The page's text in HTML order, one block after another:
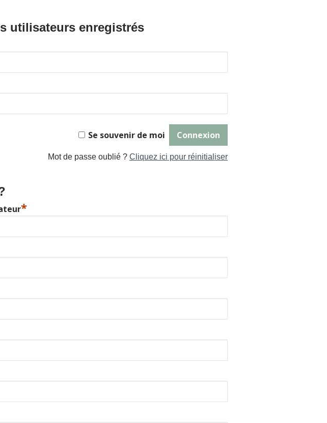
utilisateurs enregistrés
Se souvenir de moi
Mot de passe oublié ? Cliquez ici pour réinitialiser
*